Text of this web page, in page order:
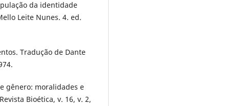
da identidade
Leite Nunes. 4. ed.
Tradução de Dante
e gênero: moralidades e
Bioética, v. 16, v. 2,